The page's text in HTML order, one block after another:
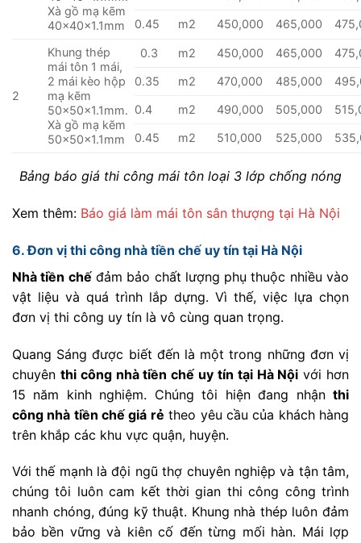
Xà gồ mạ kẽm
40x40x1.1mm
0.45 m2 450,000 465,000
2
Khung thép
mái tôn 1 mái,
2 mái kèo hộp
mạ kẽm
50x50x1.1mm.
Xà gồ mạ kẽm
50x50x1.1mm
0.3 m2 450,000 465,000
0.35 m2 470,000 485,000
0.4 m2 490,000 505,000
0.45 m2 510,000 525,000
Bảng báo giá thi công mái tôn loại 3 lớp chống nóng
Xem thêm: Báo giá làm mái tôn sân thượng tại Hà Nội
6. Đơn vị thi công nhà tiền chế uy tín tại Hà Nội
Nhà tiền chếđảm bảo chất lượng phụ thuộc nhiều vào
vật liệu và quá trình lắp dựng. Vì thế, việc lựa chọn
đơn vị thi công uy tín là vô cùng quan trọng.
Quang Sáng được biết đến là một trong những đơn vị
chuyên thi công nhà tiền chế uy tín tại Hà Nội với hơn
15 năm kinh nghiệm. Chúng tôi hiện đang nhận thi
công nhà tiền chế giá rẻ theo yêu cầu của khách hàng
trên khắp các khu vực quận, huyện.
Với thế mạnh là đội ngũ thợ chuyên nghiệp và tận tâm,
chúng tôi luôn cam kết thời gian thi công công trình
nhanh chóng, đúng kỹ thuật. Khung nhà thép luôn đảm
bảo bền vững và kiên cố đến từng mối hàn. Mái lợp